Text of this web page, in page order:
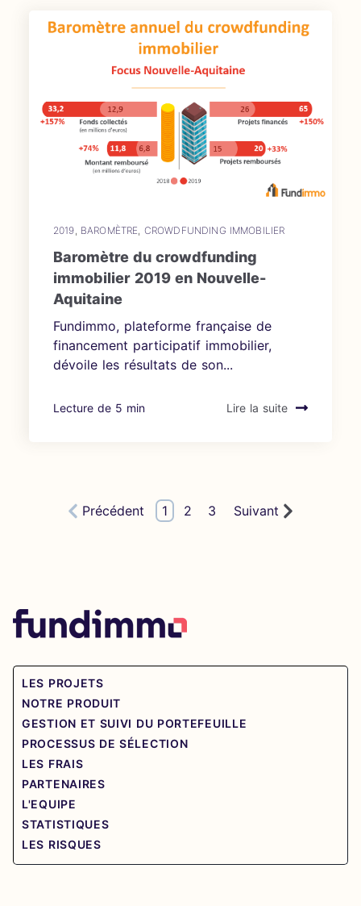
2019, BAROMÈTRE, CROWDFUNDING IMMOBILIER
Baromètre du crowdfunding
immobilier 2019 en Nouvelle-
Aquitaine
Fundimmo, plateforme française de
financement participatif immobilier,
dévoile les résultats de son...
Lecture de 5 min Lire la suite
Précédent 1 2 3 Suivant
LES PROJETS
NOTRE PRODUIT
GESTION ET SUIVI DU PORTEFEUILLE
PROCESSUS DE SÉLECTION
LES FRAIS
PARTENAIRES
L'EQUIPE
STATISTIQUES
LES RISQUES